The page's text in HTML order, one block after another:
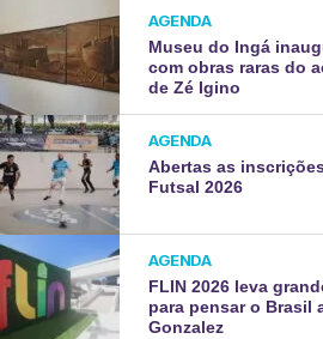
AGENDA
Museu do Ingá
com obras raras do
de Zé Igino
AGENDA
Abertas as
Futsal 2026
AGENDA
FLIN 2026 leva
para pensar o Brasil
Gonzalez